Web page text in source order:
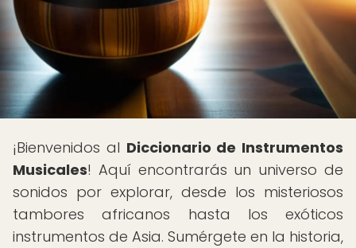
¡Bienvenidos al Diccionario de Instrumentos
Musicales! Aquí encontrarás un universo de
sonidos por explorar, desde los misteriosos
tambores africanos hasta los exóticos
instrumentos de Asia. Sumérgete en la historia,